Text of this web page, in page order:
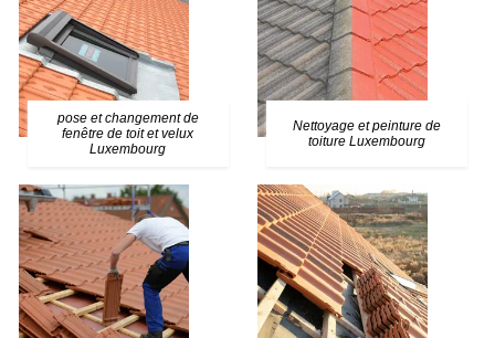
pose et changement de
fenêtre de toit et velux
Luxembourg
Nettoyage et peinture de
toiture Luxembourg